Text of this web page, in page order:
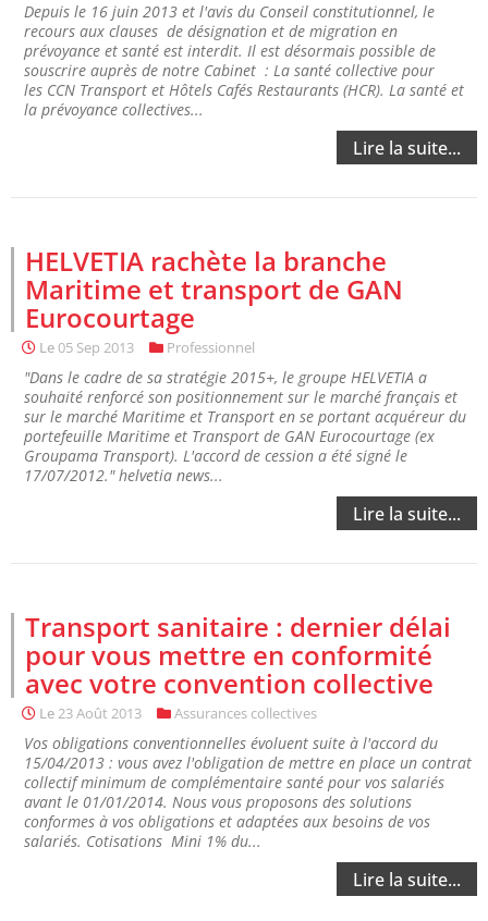
Depuis le 16 juin 2013 et l'avis du Conseil constitutionnel, le
recours aux clauses de désignation et de migration en
prévoyance et santé est interdit. Il est désormais possible de
souscrire auprès de notre Cabinet : La santé collective pour
les CCN Transport et Hôtels Cafés Restaurants (HCR). La santé et
la prévoyance collectives...
Lire la suite...
HELVETIA rachète la branche
Maritime et transport de GAN
Eurocourtage
Le05 Sep 2013 Professionnel
"Dans le cadre de sa stratégie 2015+, le groupe HELVETIA a
souhaité renforcé son positionnement sur le marché français et
sur le marché Maritime et Transport en se portant acquéreur du
portefeuille Maritime et Transport de GAN Eurocourtage (ex
Groupama Transport). L'accord de cession a été signé le
17/07/2012." helvetia news...
Lire la suite...
Transport sanitaire : dernier délai
pour vous mettre en conformité
avec votre convention collective
Le23 Août 2013 Assurances collectives
Vos obligations conventionnelles évoluent suite à l'accord du
15/04/2013 : vous avez l'obligation de mettre en place un contrat
collectif minimum de complémentaire santé pour vos salariés
avant le 01/01/2014. Nous vous proposons des solutions
conformes à vos obligations et adaptées aux besoins de vos
salariés. Cotisations Mini 1% du...
Lire la suite...